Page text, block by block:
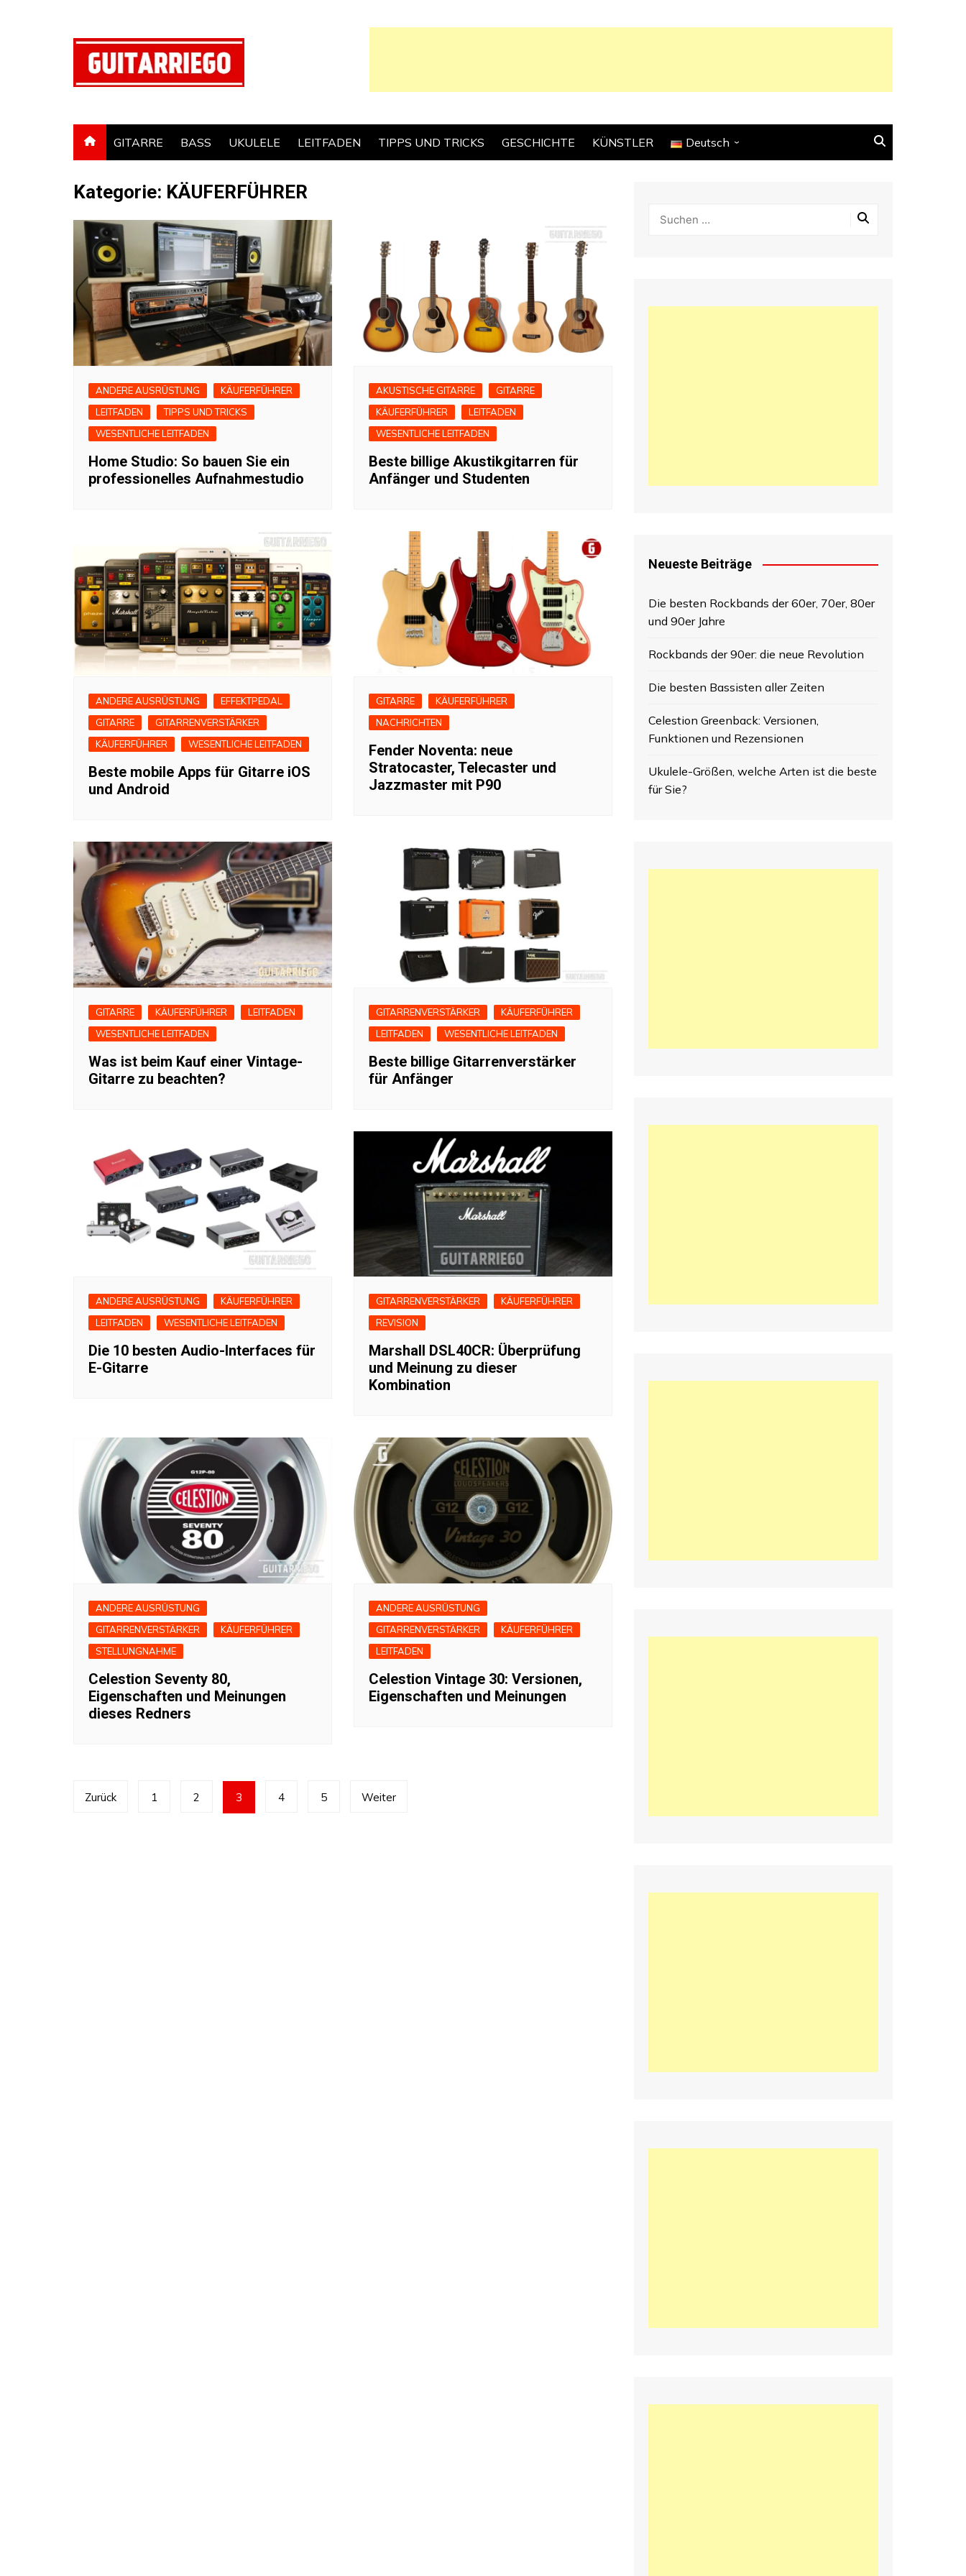
GITARRE BASS UKULELE LEITFADEN TIPPS UND TRICKS GESCHICHTE KÜNSTLER Deutsch
Español
Kategorie: KÄUFERFÜHRER
ANDERE AUSRÜSTUNG
KÄUFERFÜHRER
LEITFADEN
TIPPS UND TRICKS
WESENTLICHE LEITFADEN
Home Studio: So bauen Sie ein
professionelles Aufnahmestudio
AKUSTISCHE GITARRE
GITARRE
KÄUFERFÜHRER
LEITFADEN
WESENTLICHE LEITFADEN
Beste billige Akustikgitarren für
Anfänger und Studenten
ANDERE AUSRÜSTUNG
EFFEKTPEDAL
GITARRE
GITARRENVERSTÄRKER
KÄUFERFÜHRER
WESENTLICHE LEITFADEN
Beste mobile Apps für Gitarre iOS
und Android
GITARRE
KÄUFERFÜHRER
NACHRICHTEN
Fender Noventa: neue
Stratocaster, Telecaster und
Jazzmaster mit P90
GITARRE KÄUFERFÜHRER
LEITFADEN
WESENTLICHE LEITFADEN
Was ist beim Kauf einer Vintage-
Gitarre zu beachten?
GITARRENVERSTÄRKER
KÄUFERFÜHRER
LEITFADEN
WESENTLICHE LEITFADEN
Beste billige Gitarrenverstärker
für Anfänger
ANDERE AUSRÜSTUNG
KÄUFERFÜHRER
LEITFADEN
WESENTLICHE LEITFADEN
Die 10 besten Audio-Interfaces für
E-Gitarre
GITARRENVERSTÄRKER
KÄUFERFÜHRER
REVISION
Marshall DSL40CR: Überprüfung
und Meinung zu dieser
Kombination
ANDERE AUSRÜSTUNG
GITARRENVERSTÄRKER
KÄUFERFÜHRER
STELLUNGNAHME
Celestion Seventy 80,
Eigenschaften und Meinungen
dieses Redners
ANDERE AUSRÜSTUNG
GITARRENVERSTÄRKER
KÄUFERFÜHRER
LEITFADEN
Celestion Vintage 30: Versionen,
Eigenschaften und Meinungen
Seitennummerierung
Zurück 1 2 3 4 5 Weiter
Neueste Beiträge
Die besten Rockbands der 60er, 70er, 80er
und 90er Jahre
Rockbands der 90er: die neue Revolution
Die besten Bassisten aller Zeiten
Celestion Greenback: Versionen,
Funktionen und Rezensionen
Ukulele-Größen, welche Arten ist die beste
für Sie?